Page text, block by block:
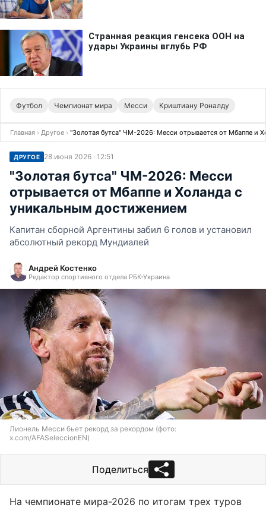
Футбол Чемпионат мира Месси Криштиану Роналду
Главная › Другое › "Золотая бутса" ЧМ-2026: Месси отрывается от Мбаппе и
ДРУГОЕ 28 июня 2026 · 12:51
"Золотая бутса" ЧМ-2026: Месси
отрывается от Мбаппе и Холанда с
уникальным достижением
Капитан сборной Аргентины забил 6 голов и установил
абсолютный рекорд Мундиалей
Андрей Костенко
Редактор спортивного отдела РБК-Украина
Лионель Месси бьет рекорд за рекордом (фото:
x.com/AFASeleccionEN)
Поделиться
На чемпионате мира-2026 по итогам трех туров